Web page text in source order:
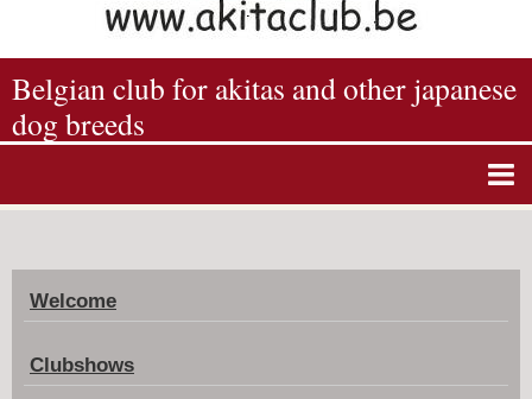
Belgian club for akitas and other japanese
dog breeds
Album photos
Agenda
Guestbook
Welcome
Clubshows